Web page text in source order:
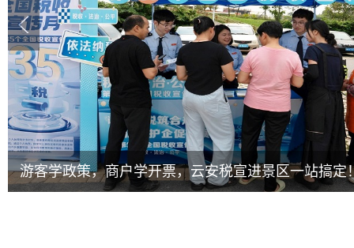
游客学政策，商户学开票，云安税宣进景区一站搞定